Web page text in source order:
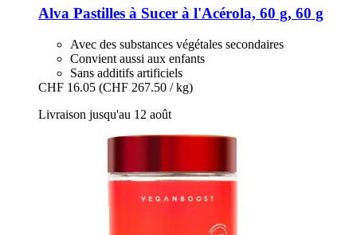
Alva Pastilles à Sucer à l'Acérola, 60 g, 60 g
Avec des substances végétales secondaires
Convient aussi aux enfants
Sans additifs artificiels
CHF 16.05 (CHF 267.50 / kg)
Livraison jusqu'au 12 août